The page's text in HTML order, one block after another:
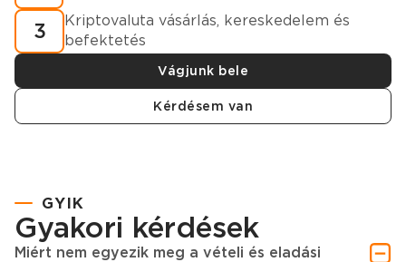
3
Kriptovaluta vásárlás, kereskedelem és
befektetés
Vágjunk bele
Kérdésem van
GYIK
Gyakori kérdések
Miért nem egyezik meg a vételi és eladási